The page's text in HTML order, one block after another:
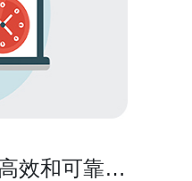
效和可靠的